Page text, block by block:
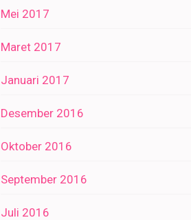
Mei 2017
Maret 2017
Januari 2017
Desember 2016
Oktober 2016
September 2016
Juli 2016